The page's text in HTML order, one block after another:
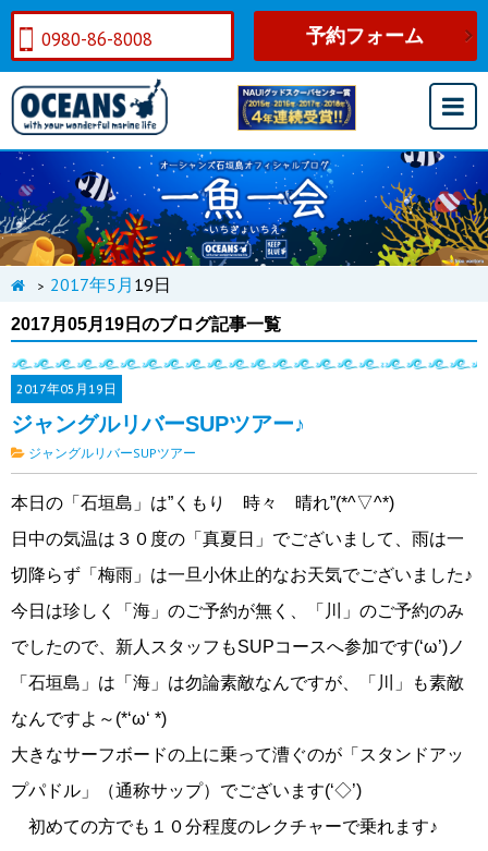
0980-86-8008 予約フォーム
> 2017年5月 19日
2017月05月19日のブログ記事一覧
2017年05月19日
ジャングルリバーSUPツアー♪
ジャングルリバーSUPツアー
本日の「石垣島」は”くもり 時々 晴れ”(*^▽^*)
日中の気温は３０度の「真夏日」でございまして、雨は一
切降らず「梅雨」は一旦小休止的なお天気でございました♪
今日は珍しく「海」のご予約が無く、「川」のご予約のみ
でしたので、新人スタッフもSUPコースへ参加です(‘ω’)ノ
「石垣島」は「海」は勿論素敵なんですが、「川」も素敵
なんですよ～(*‘ω‘ *)
大きなサーフボードの上に乗って漕ぐのが「スタンドアッ
プパドル」（通称サップ）でございます(‘◇’)ゞ
初めての方でも１０分程度のレクチャーで乗れます♪